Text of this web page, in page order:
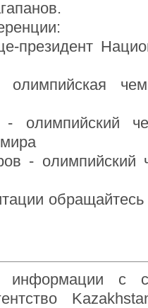
президент
олимпийский
- олимпийский
информации с